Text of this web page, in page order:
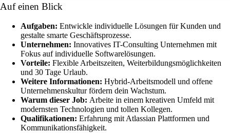
Auf einen Blick
Aufgaben: Entwickle individuelle Lösungen für Kunden und
gestalte smarte Geschäftsprozesse.
Unternehmen: Innovatives IT-Consulting Unternehmen mit
Fokus auf individuelle Softwarelösungen.
Vorteile: Flexible Arbeitszeiten, Weiterbildungsmöglichkeiten
und 30 Tage Urlaub.
Weitere Informationen: Hybrid-Arbeitsmodell und offene
Unternehmenskultur fördern dein Wachstum.
Warum dieser Job: Arbeite in einem kreativen Umfeld mit
modernsten Technologien und tollen Kollegen.
Qualifikationen: Erfahrung mit Atlassian Plattformen und
Kommunikationsfähigkeit.